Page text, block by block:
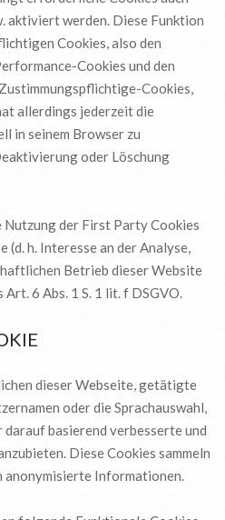
aktiviert werden. Diese Funktion
Cookies, also den
Cookies und den
Cookies,
allerdings jederzeit die
in seinem Browser zu
oder Löschung
der First Party Cookies
h. Interesse an der Analyse,
Betrieb dieser Website
Art. 6 Abs. 1 S. 1 lit. f DSGVO.
dieser Webseite, getätigte
oder die Sprachauswahl,
darauf basierend verbesserte und
Diese Cookies sammeln
anonymisierte Informationen.